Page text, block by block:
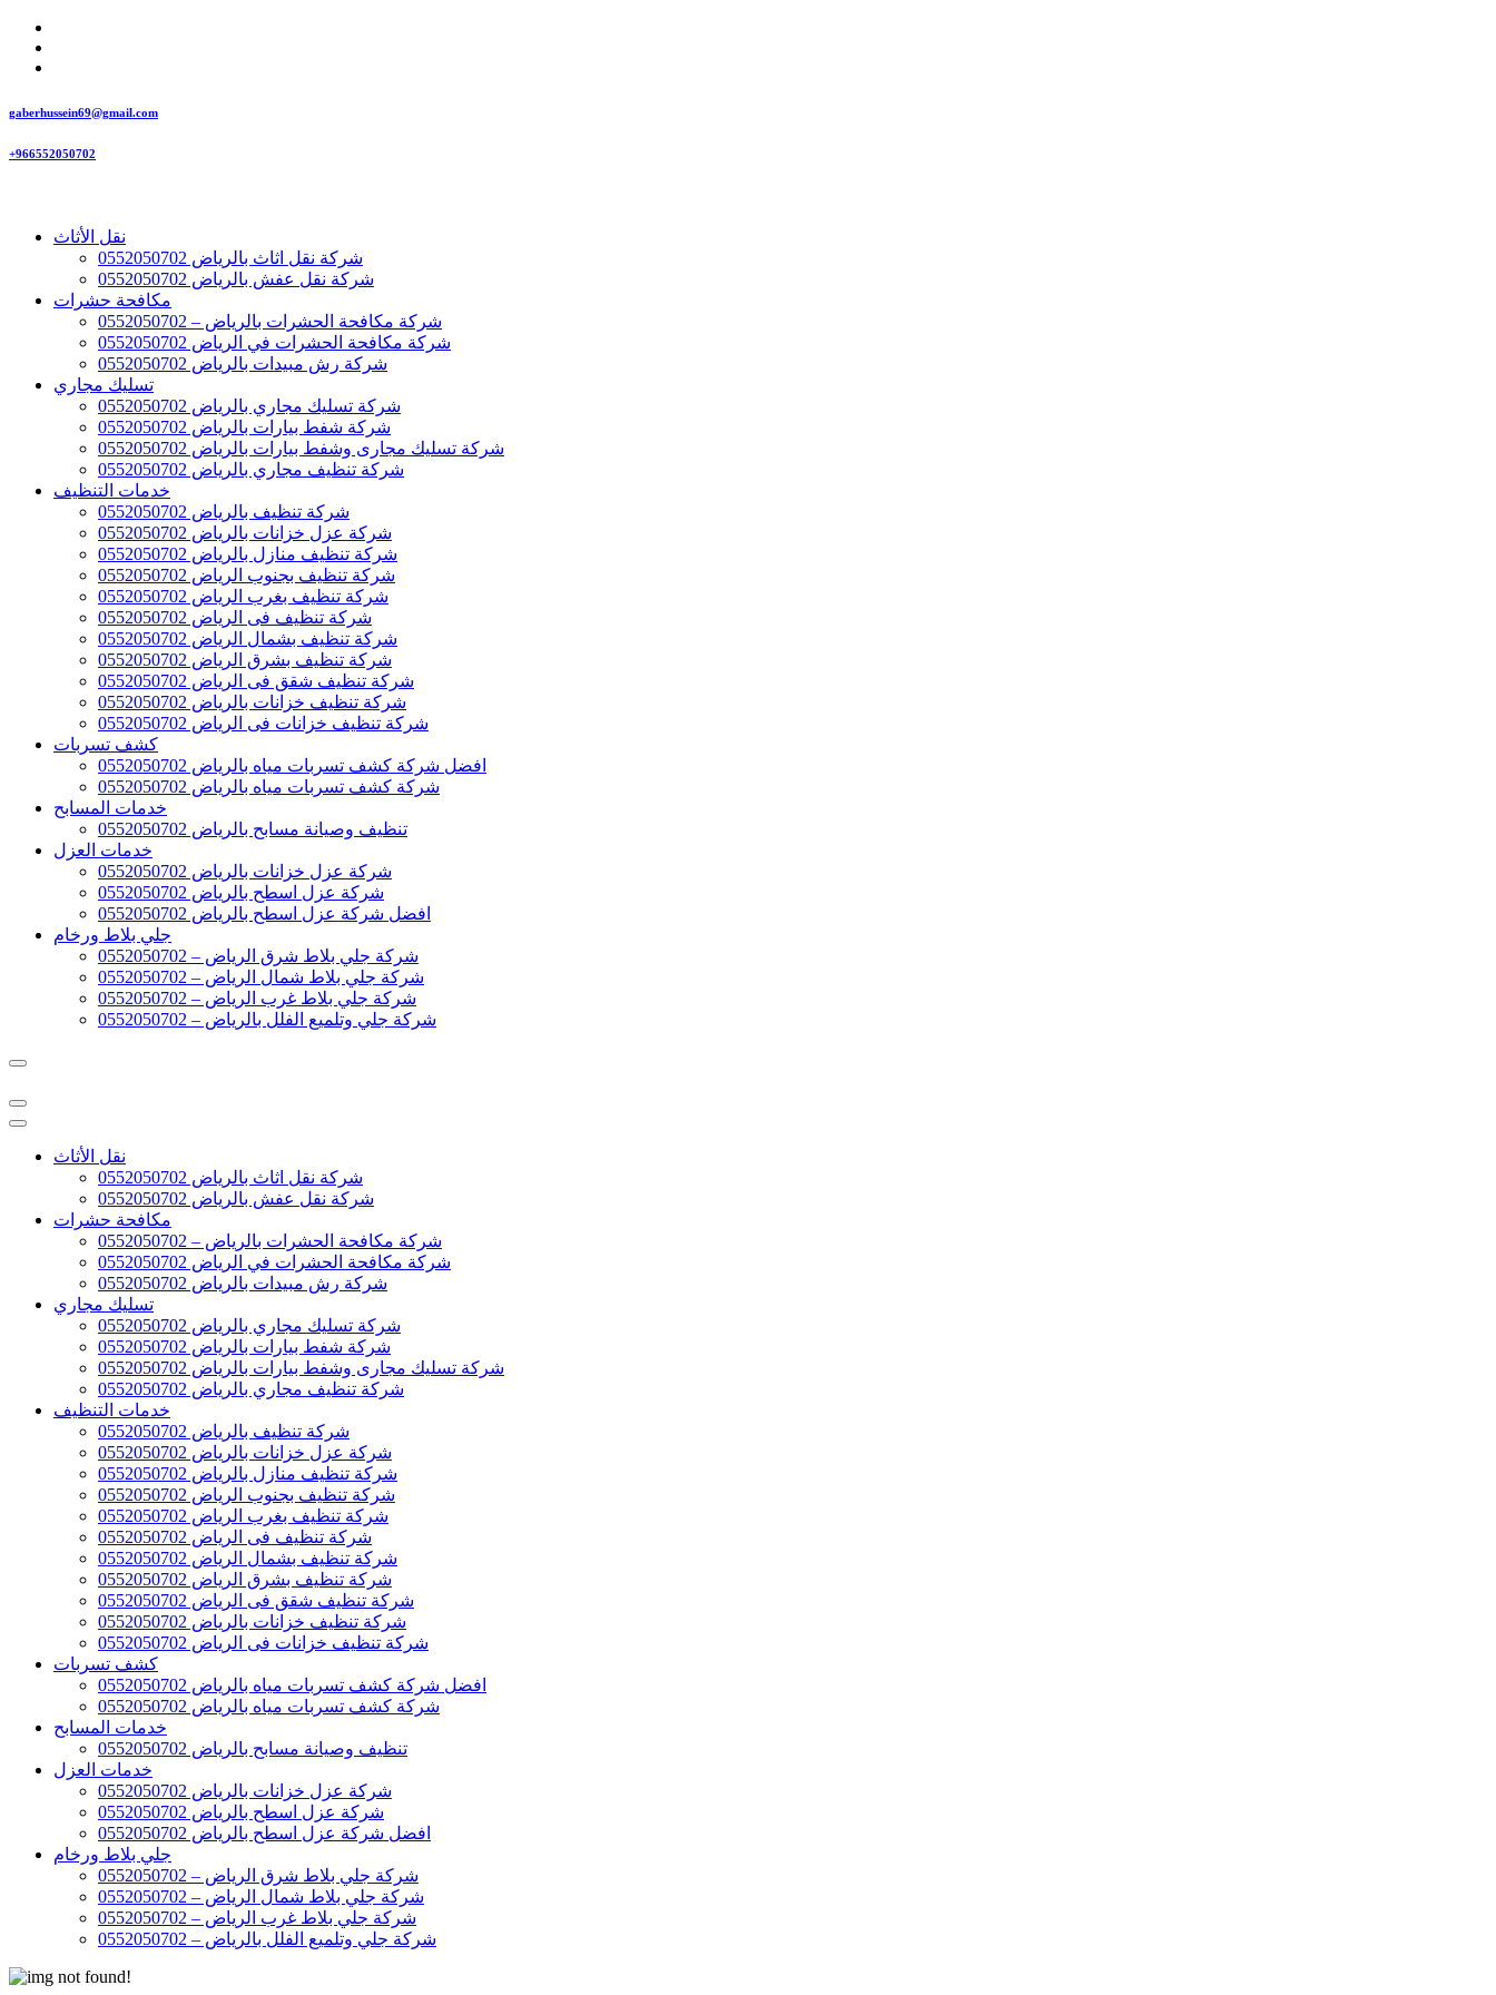
gaberhussein69@gmail.com
+966552050702
نقل الأثاث
شركة نقل اثاث بالرياض 0552050702
شركة نقل عفش بالرياض 0552050702
مكافحة حشرات
شركة مكافحة الحشرات بالرياض – 0552050702
شركة مكافحة الحشرات في الرياض 0552050702
شركة رش مبيدات بالرياض 0552050702
تسليك مجاري
شركة تسليك مجاري بالرياض 0552050702
شركة شفط بيارات بالرياض 0552050702
شركة تسليك مجارى وشفط بيارات بالرياض 0552050702
شركة تنظيف مجاري بالرياض 0552050702
خدمات التنظيف
شركة تنظيف بالرياض 0552050702
شركة عزل خزانات بالرياض 0552050702
شركة تنظيف منازل بالرياض 0552050702
شركة تنظيف بجنوب الرياض 0552050702
شركة تنظيف بغرب الرياض 0552050702
شركة تنظيف فى الرياض 0552050702
شركة تنظيف بشمال الرياض 0552050702
شركة تنظيف بشرق الرياض 0552050702
شركة تنظيف شقق فى الرياض 0552050702
شركة تنظيف خزانات بالرياض 0552050702
شركة تنظيف خزانات فى الرياض 0552050702
كشف تسربات
افضل شركة كشف تسربات مياه بالرياض 0552050702
شركة كشف تسربات مياه بالرياض 0552050702
خدمات المسابح
تنظيف وصيانة مسابح بالرياض 0552050702
خدمات العزل
شركة عزل خزانات بالرياض 0552050702
شركة عزل اسطح بالرياض 0552050702
افضل شركة عزل اسطح بالرياض 0552050702
جلي بلاط ورخام
شركة جلي بلاط شرق الرياض – 0552050702
شركة جلي بلاط شمال الرياض – 0552050702
شركة جلي بلاط غرب الرياض – 0552050702
شركة جلي وتلميع الفلل بالرياض – 0552050702
نقل الأثاث
شركة نقل اثاث بالرياض 0552050702
شركة نقل عفش بالرياض 0552050702
مكافحة حشرات
شركة مكافحة الحشرات بالرياض – 0552050702
شركة مكافحة الحشرات في الرياض 0552050702
شركة رش مبيدات بالرياض 0552050702
تسليك مجاري
شركة تسليك مجاري بالرياض 0552050702
شركة شفط بيارات بالرياض 0552050702
شركة تسليك مجارى وشفط بيارات بالرياض 0552050702
شركة تنظيف مجاري بالرياض 0552050702
خدمات التنظيف
شركة تنظيف بالرياض 0552050702
شركة عزل خزانات بالرياض 0552050702
شركة تنظيف منازل بالرياض 0552050702
شركة تنظيف بجنوب الرياض 0552050702
شركة تنظيف بغرب الرياض 0552050702
شركة تنظيف فى الرياض 0552050702
شركة تنظيف بشمال الرياض 0552050702
شركة تنظيف بشرق الرياض 0552050702
شركة تنظيف شقق فى الرياض 0552050702
شركة تنظيف خزانات بالرياض 0552050702
شركة تنظيف خزانات فى الرياض 0552050702
كشف تسربات
افضل شركة كشف تسربات مياه بالرياض 0552050702
شركة كشف تسربات مياه بالرياض 0552050702
خدمات المسابح
تنظيف وصيانة مسابح بالرياض 0552050702
خدمات العزل
شركة عزل خزانات بالرياض 0552050702
شركة عزل اسطح بالرياض 0552050702
افضل شركة عزل اسطح بالرياض 0552050702
جلي بلاط ورخام
شركة جلي بلاط شرق الرياض – 0552050702
شركة جلي بلاط شمال الرياض – 0552050702
شركة جلي بلاط غرب الرياض – 0552050702
شركة جلي وتلميع الفلل بالرياض – 0552050702